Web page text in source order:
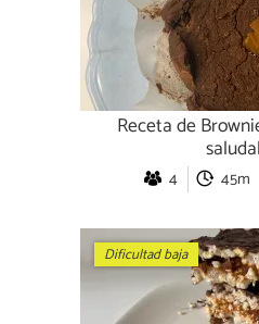
Receta de
4 45m
Dificultad baja